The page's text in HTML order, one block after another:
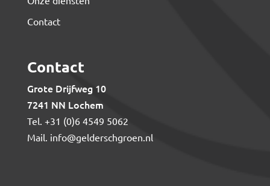
Contact
Contact
Grote Drijfweg 10
7241 NN Lochem
Tel. +31 (0)6 4549 5062
Mail. info@gelderschgroen.nl